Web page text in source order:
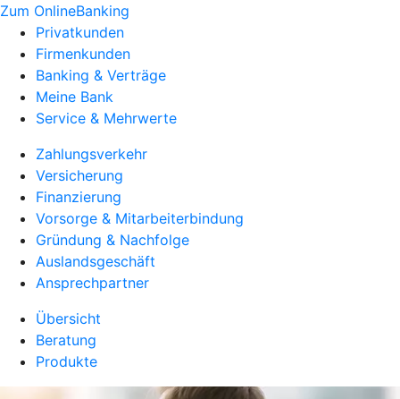
Zum OnlineBanking
Privatkunden
Firmenkunden
Banking & Verträge
Meine Bank
Service & Mehrwerte
Zahlungsverkehr
Versicherung
Finanzierung
Vorsorge & Mitarbeiterbindung
Gründung & Nachfolge
Auslandsgeschäft
Ansprechpartner
Übersicht
Beratung
Produkte